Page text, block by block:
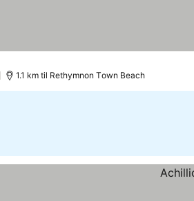
1.1 km til Rethymnon Τown Beach